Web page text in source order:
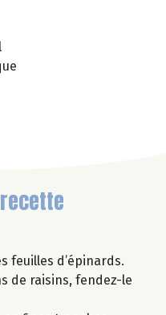
recette
feuilles d’épinards.
de raisins, fendez-le